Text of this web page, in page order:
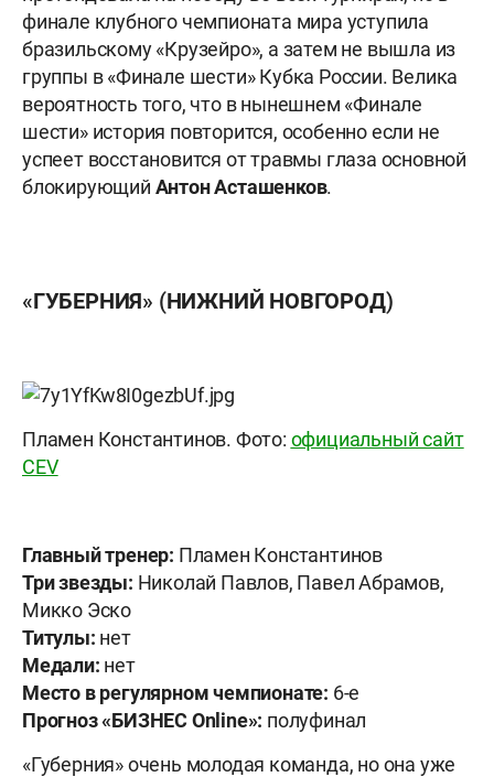
финале клубного чемпионата мира уступила
бразильскому «Крузейро», а затем не вышла из
группы в «Финале шести» Кубка России. Велика
вероятность того, что в нынешнем «Финале
шести» история повторится, особенно если не
успеет восстановится от травмы глаза основной
блокирующий Антон Асташенков.
«ГУБЕРНИЯ» (НИЖНИЙ НОВГОРОД)
Пламен Константинов. Фото: официальный сайт
CEV
Главный тренер: Пламен Константинов
Три звезды: Николай Павлов, Павел Абрамов,
Микко Эско
Титулы: нет
Медали: нет
Место в регулярном чемпионате: 6-е
Прогноз «БИЗНЕС Online»: полуфинал
«Губерния» очень молодая команда, но она уже